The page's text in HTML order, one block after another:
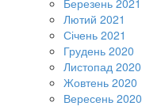
Березень 2021
Лютий 2021
Січень 2021
Грудень 2020
Листопад 2020
Жовтень 2020
Вересень 2020